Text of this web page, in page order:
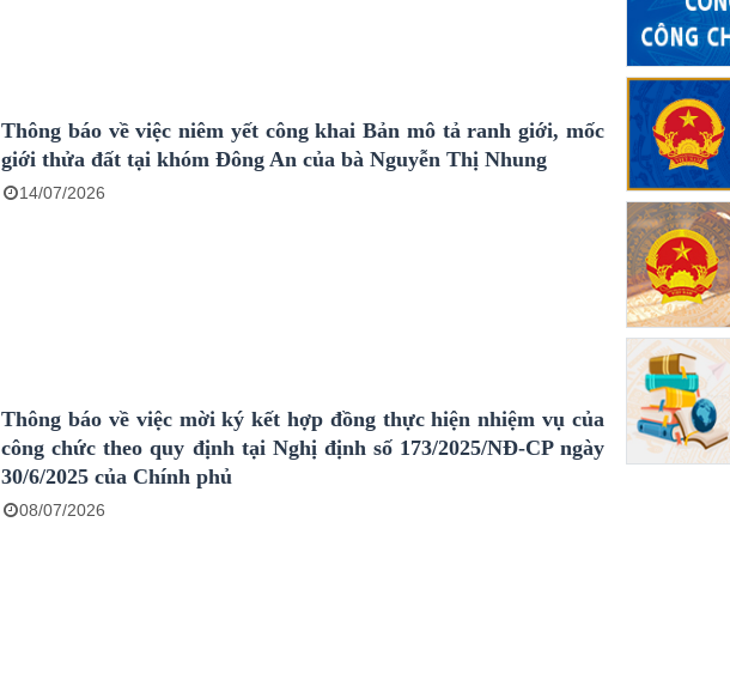
Thông báo về việc niêm yết công khai Bản mô tả ranh giới, mốc
giới thửa đất tại khóm Đông An của bà Nguyễn Thị Nhung
14/07/2026
Thông báo về việc mời ký kết hợp đồng thực hiện nhiệm vụ của
công chức theo quy định tại Nghị định số 173/2025/NĐ-CP ngày
30/6/2025 của Chính phủ
08/07/2026